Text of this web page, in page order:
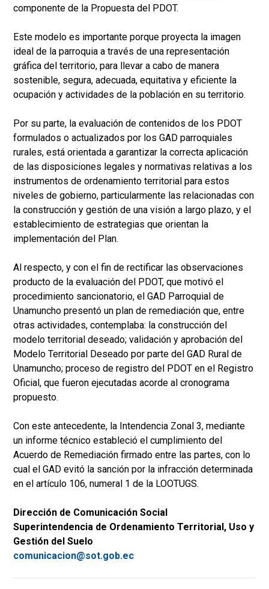
componente de la Propuesta del PDOT.
Este modelo es importante porque proyecta la imagen
ideal de la parroquia a través de una representación
gráfica del territorio, para llevar a cabo de manera
sostenible, segura, adecuada, equitativa y eficiente la
ocupación y actividades de la población en su territorio.
Por su parte, la evaluación de contenidos de los PDOT
formulados o actualizados por los GAD parroquiales
rurales, está orientada a garantizar la correcta aplicación
de las disposiciones legales y normativas relativas a los
instrumentos de ordenamiento territorial para estos
niveles de gobierno, particularmente las relacionadas con
la construcción y gestión de una visión a largo plazo, y el
establecimiento de estrategias que orientan la
implementación del Plan.
Al respecto, y con el fin de rectificar las observaciones
producto de la evaluación del PDOT, que motivó el
procedimiento sancionatorio, el GAD Parroquial de
Unamuncho presentó un plan de remediación que, entre
otras actividades, contemplaba: la construcción del
modelo territorial deseado; validación y aprobación del
Modelo Territorial Deseado por parte del GAD Rural de
Unamuncho; proceso de registro del PDOT en el Registro
Oficial, que fueron ejecutadas acorde al cronograma
propuesto.
Con este antecedente, la Intendencia Zonal 3, mediante
un informe técnico estableció el cumplimiento del
Acuerdo de Remediación firmado entre las partes, con lo
cual el GAD evitó la sanción por la infracción determinada
en el artículo 106, numeral 1 de la LOOTUGS.
Dirección de Comunicación Social
Superintendencia de Ordenamiento Territorial, Uso y
Gestión del Suelo
comunicacion@sot.gob.ec